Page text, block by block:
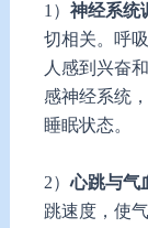
1） 神经系统
切相关。呼
人感到兴奋
感神经系统
睡眠状态。
2）心跳与气
跳速度，使